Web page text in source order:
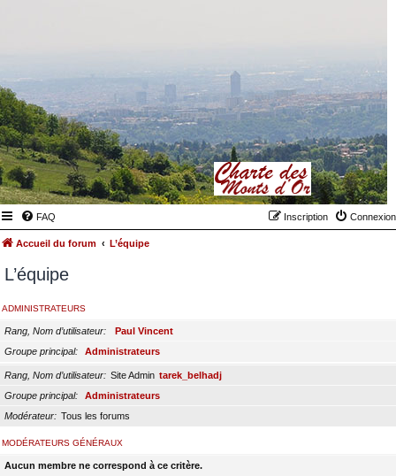
FAQ Connexion
Inscription
Accueil du forum L’équipe
L’équipe
ADMINISTRATEURS
Rang, Nom d’utilisateur
Paul Vincent
Groupe principal
Administrateurs
Rang, Nom d’utilisateur Site Admin tarek_belhadj
Groupe principal
Administrateurs
Modérateur
Tous les forums
MODÉRATEURS GÉNÉRAUX
Aucun membre ne correspond à ce critère.